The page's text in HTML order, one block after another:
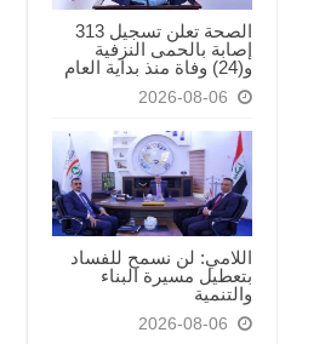
الصحة تعلن تسجيل 313
إصابة بالحمى النزفية
و(24) وفاة منذ بداية العام
2026-08-06
اللامي: لن نسمح للفساد
بتعطيل مسيرة البناء
والتنمية
2026-08-06